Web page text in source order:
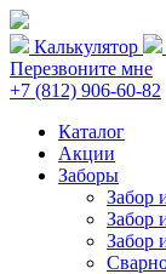
Калькулятор
Перезвоните мне
+7 (812) 906-60-82
Каталог
Акции
Заборы
Забор
Забор
Забор